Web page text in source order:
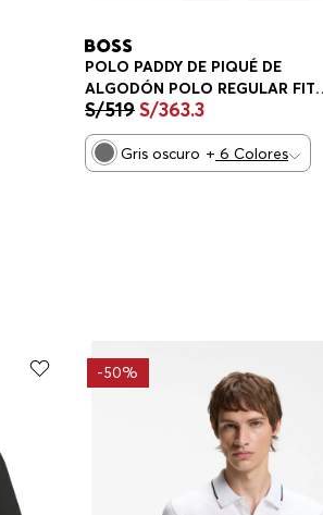
POLO PADDY DE PIQUÉ DE
ALGODÓN POLO REGULAR FIT
HOMBRE
S/519S/363.3
Gris oscuro + 6 Colores
-50%